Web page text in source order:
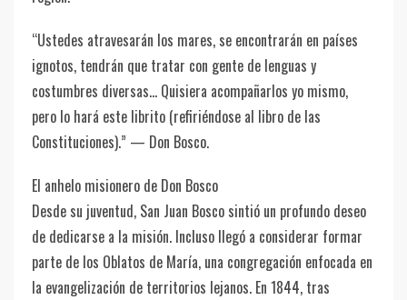
“Ustedes atravesarán los mares, se encontrarán en países
ignotos, tendrán que tratar con gente de lenguas y
costumbres diversas… Quisiera acompañarlos yo mismo,
pero lo hará este librito (refiriéndose al libro de las
Constituciones).” — Don Bosco.
El anhelo misionero de Don Bosco
Desde su juventud, San Juan Bosco sintió un profundo deseo
de dedicarse a la misión. Incluso llegó a considerar formar
parte de los Oblatos de María, una congregación enfocada en
la evangelización de territorios lejanos. En 1844, tras